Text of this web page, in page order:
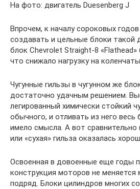
На фото: двигатель Duesenberg J
Впрочем, к началу сороковых
создавать и цельные блоки такой
блок Chevrolet Straight-8
что снижало нагрузку на
Чугунные гильзы в чугунном же
достаточно удачным решением.
легированный химически стойкий
обычного, и отливать из него весь
имело смысла. А вот сравнительно
или «сухая» гильза оказалась
Освоенная в довоенные еще годы
конструкция моторов не меняется
подряд. Блоки цилиндров многих